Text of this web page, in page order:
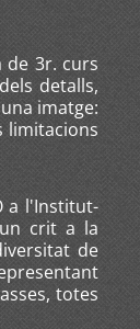
de 3r. curs
detalls,
imatge:
limitacions
a l'Institut-
crit a la
de
totes